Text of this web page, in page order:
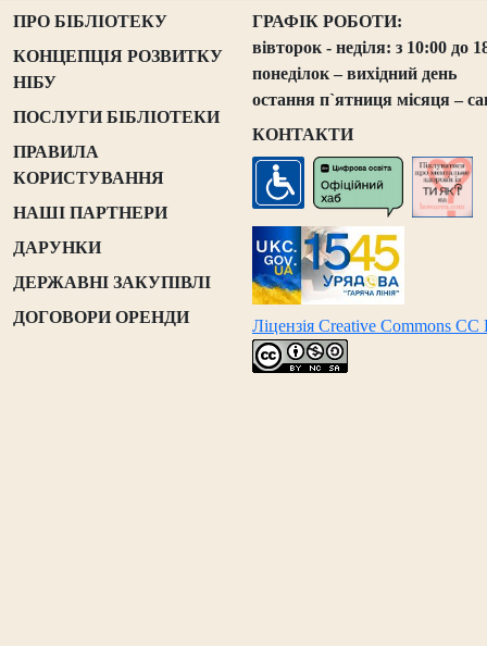
ПРО БІБЛІОТЕКУ
КОНЦЕПЦІЯ РОЗВИТКУ
НІБУ
ПОСЛУГИ БІБЛІОТЕКИ
ПРАВИЛА
КОРИСТУВАННЯ
НАШІ ПАРТНЕРИ
ДАРУНКИ
ДЕРЖАВНІ ЗАКУПІВЛІ
ДОГОВОРИ ОРЕНДИ
ГРАФІК РОБОТИ:
вівторок - неділя: з 10:00 до
понеділок – вихідний день
остання п`ятниця місяця –
КОНТАКТИ
Ліцензія Creative Commons